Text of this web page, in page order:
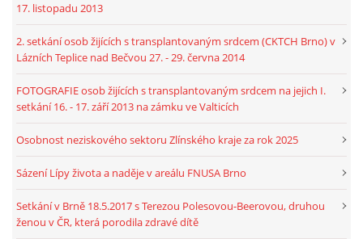
17. listopadu 2013
2. setkání osob žijících s transplantovaným srdcem (CKTCH Brno) v
Lázních Teplice nad Bečvou 27. - 29. června 2014
FOTOGRAFIE osob žijících s transplantovaným srdcem na jejich I.
setkání 16. - 17. září 2013 na zámku ve Valticích
Osobnost neziskového sektoru Zlínského kraje za rok 2025
Sázení Lípy života a naděje v areálu FNUSA Brno
Setkání v Brně 18.5.2017 s Terezou Polesovou-Beerovou, druhou
ženou v ČR, která porodila zdravé dítě